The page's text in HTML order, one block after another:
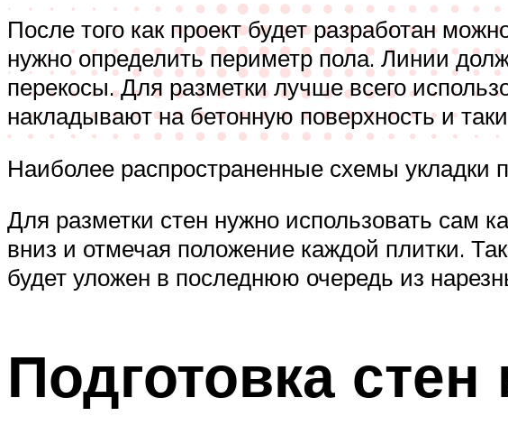
После того как проект будет разработан
нужно определить периметр пола. Линии
перекосы. Для разметки лучше всего
накладывают на бетонную поверхность и
Наиболее распространенные схемы укладки
Для разметки стен нужно использовать сам
вниз и отмечая положение каждой плитки.
будет уложен в последнюю очередь из
Подготовка стен